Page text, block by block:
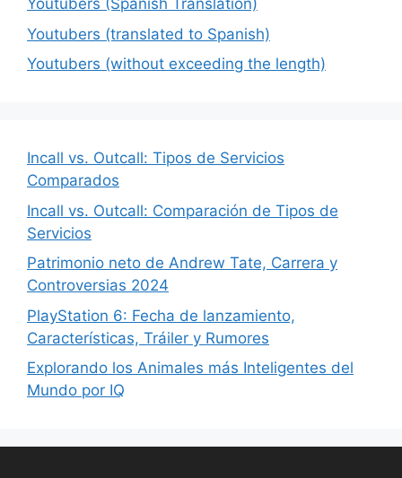
Youtubers (Spanish Translation)
Youtubers (translated to Spanish)
Youtubers (without exceeding the length)
Incall vs. Outcall: Tipos de Servicios
Comparados
Incall vs. Outcall: Comparación de Tipos de
Servicios
Patrimonio neto de Andrew Tate, Carrera y
Controversias 2024
PlayStation 6: Fecha de lanzamiento,
Características, Tráiler y Rumores
Explorando los Animales más Inteligentes del
Mundo por IQ